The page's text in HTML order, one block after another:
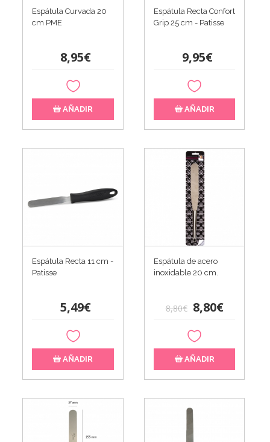
Espátula Curvada 20
cm PME
8,95€
AÑADIR
Espátula Recta Confort
Grip 25 cm - Patisse
9,95€
AÑADIR
Espátula Recta 11 cm -
Patisse
5,49€
AÑADIR
Espátula de acero
inoxidable 20 cm.
8,80€ 8,80€
AÑADIR